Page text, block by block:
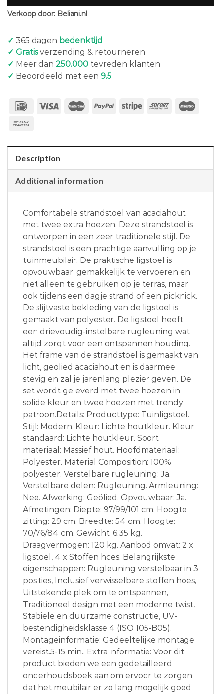
Verkoop door: Beliani.nl
✓ 365 dagen bedenktijd
✓ Gratisverzending & retourneren
✓ Meer dan 250.000 tevreden klanten
✓ Beoordeeld met een 9.5
Description
Additional information
Comfortabele strandstoel van acaciahout
met twee extra hoezen. Deze strandstoel is
ontworpen in een zeer traditionele stijl. De
strandstoel is een prachtige aanvulling op je
tuinmeubilair. De praktische ligstoel is
opvouwbaar, gemakkelijk te vervoeren en
niet alleen te gebruiken op je terras, maar
ook tijdens een dagje strand of een picknick.
De slijtvaste bekleding van de ligstoel is
gemaakt van polyester. De ligstoel heeft
een drievoudig-instelbare rugleuning wat
altijd zorgt voor een ontspannen houding.
Het frame van de strandstoel is gemaakt van
licht, geolied acaciahout en is daarmee
stevig en zal je jarenlang plezier geven. De
set wordt geleverd met twee hoezen in
solide kleur en twee hoezen met trendy
patroon.Details: Producttype: Tuinligstoel.
Stijl: Modern. Kleur: Lichte houtkleur. Kleur
standaard: Lichte houtkleur. Soort
materiaal: Massief hout. Hoofdmateriaal:
Polyester. Material Composition: 100%
polyester. Verstelbare rugleuning: Ja.
Verstelbare delen: Rugleuning. Armleuning:
Nee. Afwerking: Geölied. Opvouwbaar: Ja.
Afmetingen: Diepte: 97/99/101 cm. Hoogte
zitting: 29 cm. Breedte: 54 cm. Hoogte:
70/76/84 cm. Gewicht: 6.35 kg.
Draagvermogen: 120 kg. Aanbod omvat: 2 x
ligstoel, 4 x Stoffen hoes. Belangrijkste
eigenschappen: Rugleuning verstelbaar in 3
posities, Inclusief verwisselbare stoffen hoes,
Uitstekende plek om te ontspannen,
Traditioneel design met een moderne twist,
Stabiele en duurzame constructie, UV-
bestendigheidsklasse 4 (ISO 105-B05).
Montageinformatie: Gedeeltelijke montage
vereist.5-15 min.. Extra informatie: Voor dit
product bieden we een gedetailleerd
onderhoudsboek aan om ervoor te zorgen
dat het meubilair er zo lang mogelijk goed